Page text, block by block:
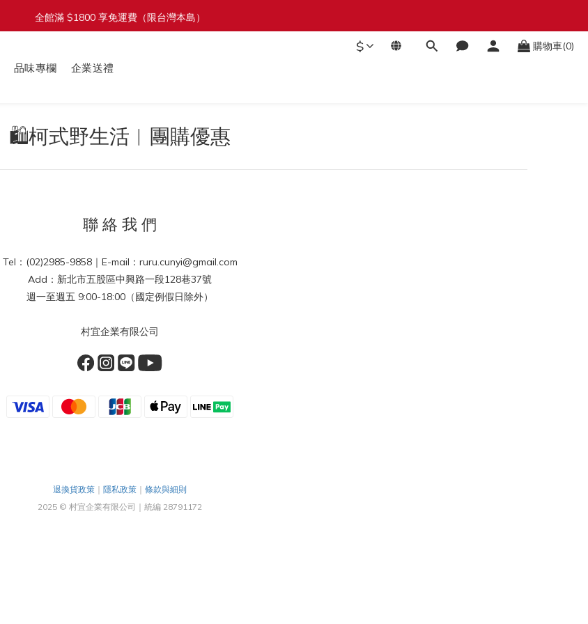
加入會員立即送 $100 購物金
全館滿 $1800 享免運費（限台灣本島）
$ 購物車(0)
品味專欄 企業送禮
🛍️柯式野生活︱團購優惠
聯 絡 我 們
Tel：(02)2985-9858｜E-mail：ruru.cunyi@gmail.com
Add：新北市五股區中興路一段128巷37號
週一至週五 9:00-18:00（國定例假日除外）
村宜企業有限公司
退換貨政策 ｜ 隱私政策 ｜ 條款與細則
2025 © 村宜企業有限公司｜統編 28791172